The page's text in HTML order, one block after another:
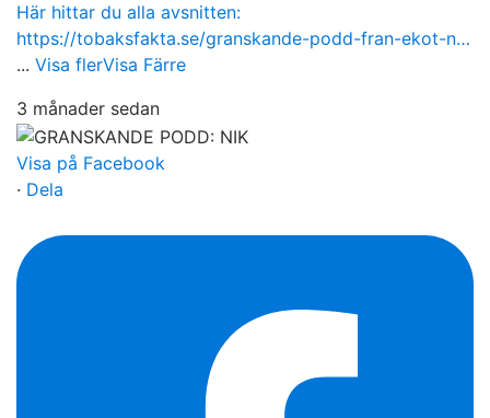
Här hittar du alla avsnitten:
https://tobaksfakta.se/granskande-podd-fran-ekot-n…
... Visa flerVisa Färre
3 månader sedan
Visa på Facebook
· Dela